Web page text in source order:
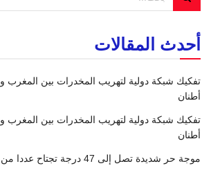
أحدث المقالات
أطنان
أطنان
موجة حر شديدة تصل إلى 47 درجة تجتاح عددا من مناطق المملكة